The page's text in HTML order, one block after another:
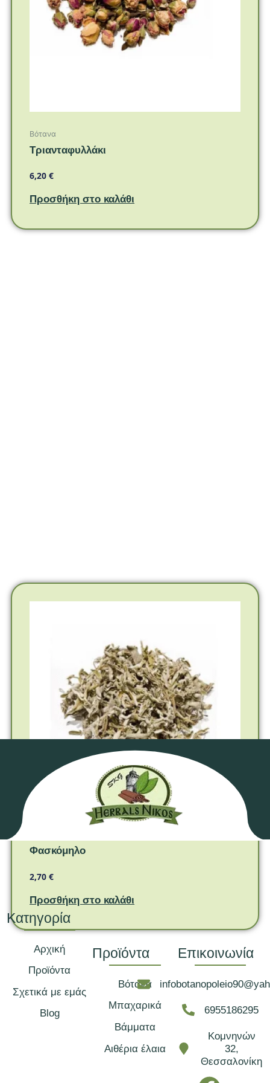
Βότανα
Τριανταφυλλάκι
6,20€
Προσθήκη στο καλάθι
Φασκόμηλο
2,70€
Προσθήκη στο καλάθι
Κατηγορία
Αρχική
Προϊόντα
Σχετικά με εμάς
Blog
Προϊόντα
Βότανα
Μπαχαρικά
Βάμματα
Αιθέρια έλαια
Επικοινωνία
6955186295
Κομνηνών
32,
Θεσσαλονίκη